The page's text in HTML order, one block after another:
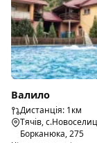
Валило
Дистанція: 1км
Тячів,
Борканюка, 275